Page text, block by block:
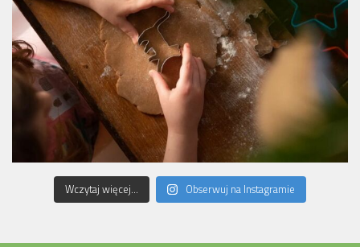
Wczytaj więcej... Obserwuj na Instagramie